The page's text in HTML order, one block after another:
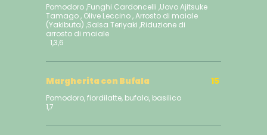
Pomodoro ,Funghi Cardoncelli ,Uovo Ajitsuke
Tamago , Olive Leccino , Arrosto di maiale
(Yakibuta) ,Salsa Teriyaki ,Riduzione di
arrosto di maiale
1,3,6
Margherita con Bufala
Pomodoro, fiordilatte, bufala, basilico
1,7
15